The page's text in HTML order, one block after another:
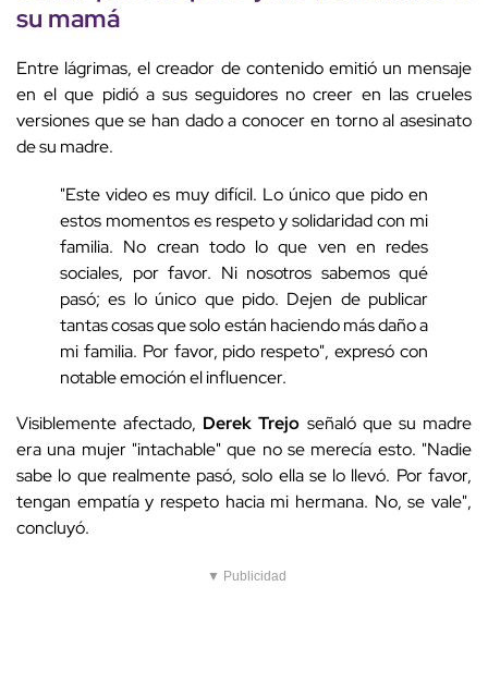
su mamá
Entre lágrimas, el creador de contenido emitió un mensaje
en el que pidió a sus seguidores no creer en las crueles
versiones que se han dado a conocer en torno al asesinato
de su madre.
"Este video es muy difícil. Lo único que pido en
estos momentos es respeto y solidaridad con mi
familia. No crean todo lo que ven en redes
sociales, por favor. Ni nosotros sabemos qué
pasó; es lo único que pido. Dejen de publicar
tantas cosas que solo están haciendo más daño a
mi familia. Por favor, pido respeto", expresó con
notable emoción el influencer.
Visiblemente afectado, Derek Trejo señaló que su madre
era una mujer "intachable" que no se merecía esto. "Nadie
sabe lo que realmente pasó, solo ella se lo llevó. Por favor,
tengan empatía y respeto hacia mi hermana. No, se vale",
concluyó.
▼ Publicidad